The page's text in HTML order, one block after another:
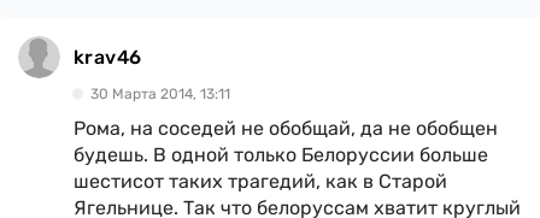
krav46
30 Марта 2014, 13:11
Рома, на соседей не обобщай, да не обобщен
будешь. В одной только Белоруссии больше
шестисот таких трагедий, как в Старой
Ягельнице. Так что белоруссам хватит круглый